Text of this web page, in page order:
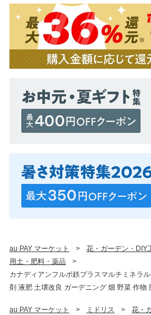
au PAY マーケット > 花・ガーデン・DIY
用土・肥料・薬品
>
カナディアンフルボ鉄プラスマルチミネラ
剤 液肥 土壌改良 ガーデニング 畑 野菜 作物
au PAY マーケット > ミドリス > 花・